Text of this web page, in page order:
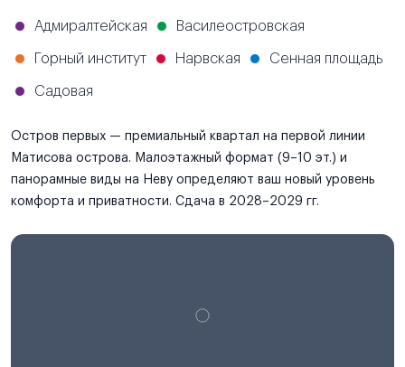
Адмиралтейская Василеостровская
Горный институт Нарвская Сенная площадь
Садовая
Остров первых — премиальный квартал на первой линии
Матисова острова. Малоэтажный формат (9–10 эт.) и
панорамные виды на Неву определяют ваш новый уровень
комфорта и приватности. Сдача в 2028–2029 гг.